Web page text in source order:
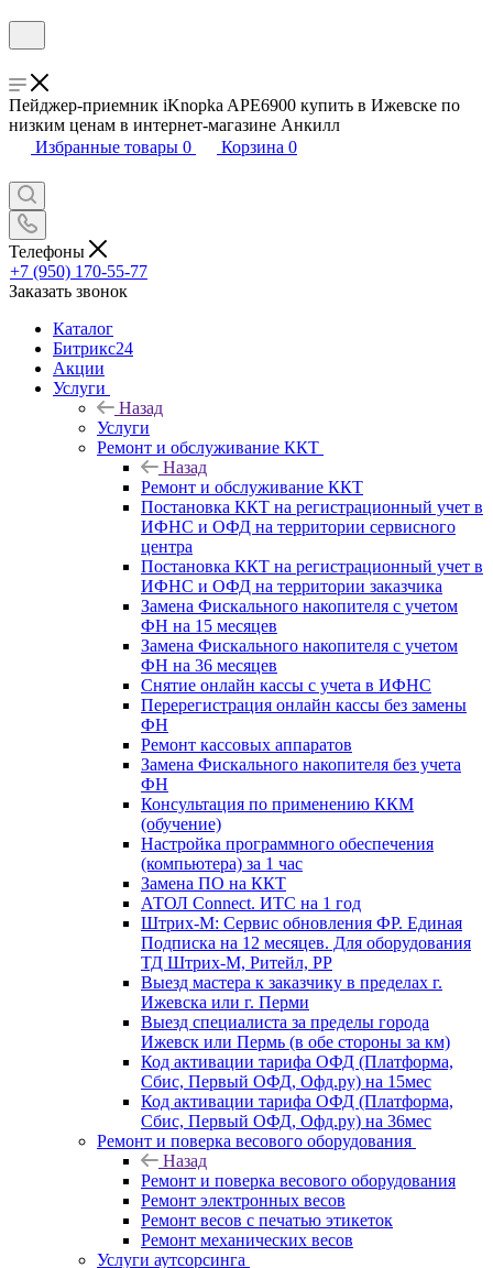
Пейджер-приемник iKnopka APE6900 купить в Ижевске по
низким ценам в интернет-магазине Анкилл
Избранные товары 0 Корзина 0
Телефоны
+7 (950) 170-55-77
Заказать звонок
Каталог
Битрикс24
Акции
Услуги
Назад
Услуги
Ремонт и обслуживание ККТ
Назад
Ремонт и обслуживание ККТ
Постановка ККТ на регистрационный учет в
ИФНС и ОФД на территории сервисного
центра
Постановка ККТ на регистрационный учет в
ИФНС и ОФД на территории заказчика
Замена Фискального накопителя с учетом
ФН на 15 месяцев
Замена Фискального накопителя с учетом
ФН на 36 месяцев
Снятие онлайн кассы с учета в ИФНС
Перерегистрация онлайн кассы без замены
ФН
Ремонт кассовых аппаратов
Замена Фискального накопителя без учета
ФН
Консультация по применению ККМ
(обучение)
Настройка программного обеспечения
(компьютера) за 1 час
Замена ПО на ККТ
АТОЛ Connect. ИТС на 1 год
Штрих-М: Сервис обновления ФР. Единая
Подписка на 12 месяцев. Для оборудования
ТД Штрих-М, Ритейл, РР
Выезд мастера к заказчику в пределах г.
Ижевска или г. Перми
Выезд специалиста за пределы города
Ижевск или Пермь (в обе стороны за км)
Код активации тарифа ОФД (Платформа,
Сбис, Первый ОФД, Офд.ру) на 15мес
Код активации тарифа ОФД (Платформа,
Сбис, Первый ОФД, Офд.ру) на 36мес
Ремонт и поверка весового оборудования
Назад
Ремонт и поверка весового оборудования
Ремонт электронных весов
Ремонт весов с печатью этикеток
Ремонт механических весов
Услуги аутсорсинга